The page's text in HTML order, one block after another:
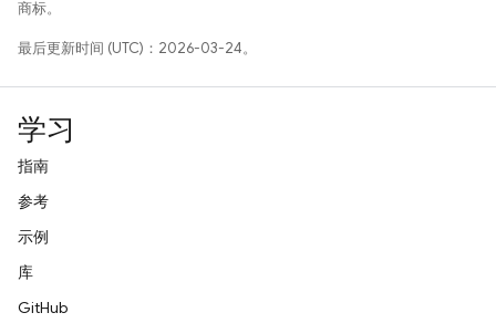
商标。
最后更新时间 (UTC)：2026-03-24。
学习
指南
参考
示例
库
GitHub